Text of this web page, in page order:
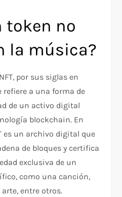
token no
la música?
por sus siglas en
refiere a una forma de
de un activo digital
blockchain. En
es un archivo digital que
de bloques y certifica
exclusiva de un
como una canción,
entre otros.